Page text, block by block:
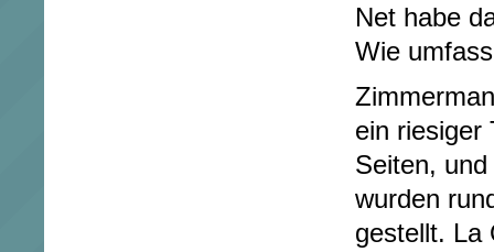
Net habe
Wie
ein riesiger
Seiten,
wurden
gestellt. La